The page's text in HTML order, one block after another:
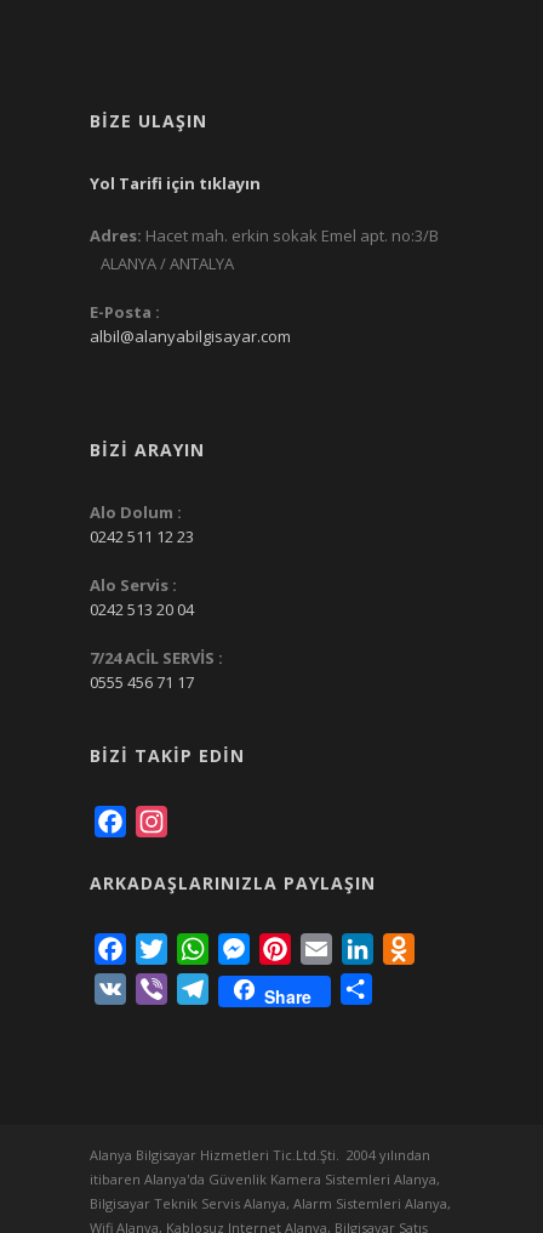
BIZE ULAŞIN
Yol Tarifi için tıklayın
Adres: Hacet mah. erkin sokak Emel apt. no:3/B
ALANYA / ANTALYA
E-Posta :
albil@alanyabilgisayar.com
BIZI ARAYIN
Alo Dolum :
0242 511 12 23
Alo Servis :
0242 513 20 04
7/24 ACİL SERVİS :
0555 456 71 17
BIZI TAKIP EDIN
Facebook
ARKADAŞLARINIZLA PAYLAŞIN
FacebookTwitterWhatsAppMessenger
Pinterest
Email LinkedIn
VK
Viber Telegram
Share
Alanya Bilgisayar Hizmetleri Tic.Ltd.Şti. 2004 yılından
itibaren Alanya'da Güvenlik Kamera Sistemleri Alanya,
Bilgisayar Teknik Servis Alanya, Alarm Sistemleri Alanya,
Wifi Alanya, Kablosuz Internet Alanya, Bilgisayar Satış